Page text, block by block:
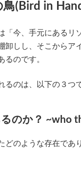
(Bird in
「今、手元にある
卸しし、そこからア
るのです。
るのは、以下の３つ
のか？ ~who
どのような存在であ